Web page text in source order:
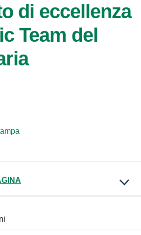
di eccellenza
Team del